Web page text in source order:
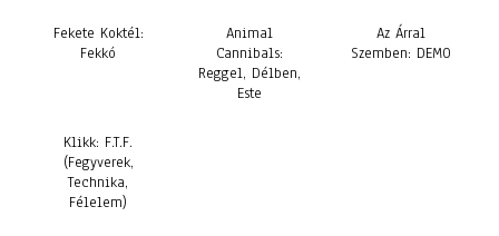
Fekete Koktél:
Fekkó
Animal
Cannibals:
Reggel, Délben,
Este
Az Árral
Szemben: DEMO
Klikk: F.T.F.
(Fegyverek,
Technika,
Félelem)